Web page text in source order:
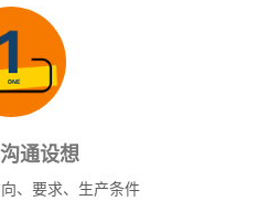
通设想
、要求、生产条件